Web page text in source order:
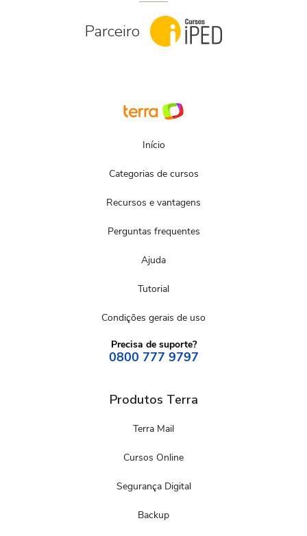
Parceiro
Início
Categorias de cursos
Recursos e vantagens
Perguntas frequentes
Ajuda
Tutorial
Condições gerais de uso
Precisa de suporte?
0800 777 9797
Produtos Terra
Terra Mail
Cursos Online
Segurança Digital
Backup